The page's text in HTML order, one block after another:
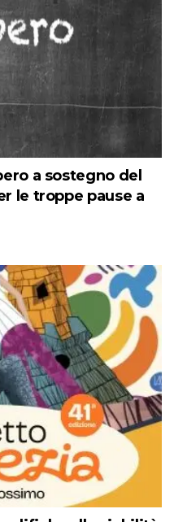
a sostegno del
le troppe pause a